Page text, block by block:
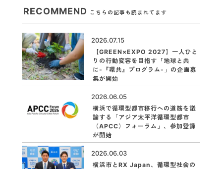
RECOMMEND こちらの記事も読まれてます
2026.07.15
【GREEN×EXPO 2027】一人ひと
りの行動変容を目指す「地球と共
に-『環共』プログラム-」の企画募
集が開始
2026.06.05
横浜で循環型都市移行への道筋を議
論する「アジア太平洋循環型都市
（APCC）フォーラム」、参加登録
が開始
2026.06.03
横浜市とRX Japan、循環型社会の